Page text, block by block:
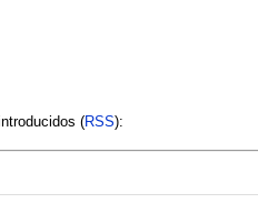
(RSS):